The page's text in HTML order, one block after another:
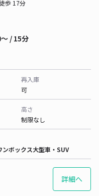
歩 17分
/ 15分
再入庫
可
高さ
制限なし
ンボックス大型車・SUV
詳細へ